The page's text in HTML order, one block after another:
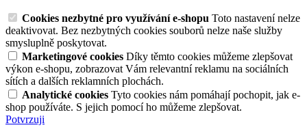
Cookies nezbytné pro využívání e-shopu Toto nastavení nelze
deaktivovat. Bez nezbytných cookies souborů nelze naše služby
smysluplně poskytovat.
Marketingové cookies Díky těmto cookies můžeme zlepšovat
výkon e-shopu, zobrazovat Vám relevantní reklamu na sociálních
sítích a dalších reklamních plochách.
Analytické cookies Tyto cookies nám pomáhají pochopit, jak e-
shop používáte. S jejich pomocí ho můžeme zlepšovat.
Potvrzuji